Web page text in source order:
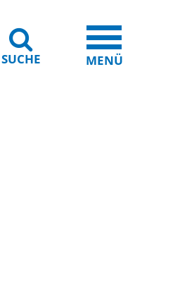
SUCHE MENÜ